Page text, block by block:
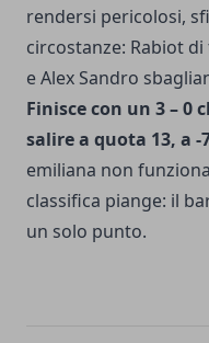
rendersi pericolosi,
circostanze: Rabiot
e Alex Sandro
Finisce con un 3 – 0
salire a quota 13, a
emiliana non
classifica piange: il
un solo punto.